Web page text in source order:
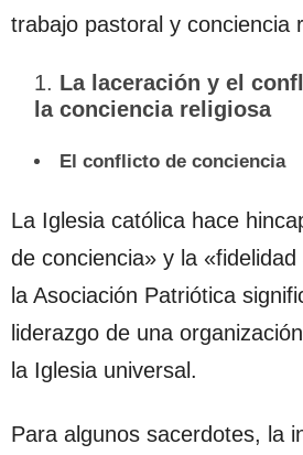
trabajo pastoral y conciencia
La laceración y el
la conciencia religiosa
El conflicto de conciencia
La Iglesia católica hace
de conciencia» y la
la Asociación Patriótica
liderazgo de una
la Iglesia universal.
Para algunos sacerdotes, la